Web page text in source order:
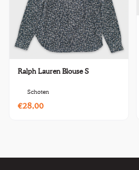
Ralph Lauren Blouse S
Schoten
€28,00